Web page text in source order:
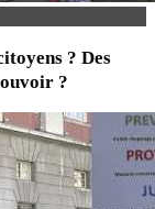
? Des
?